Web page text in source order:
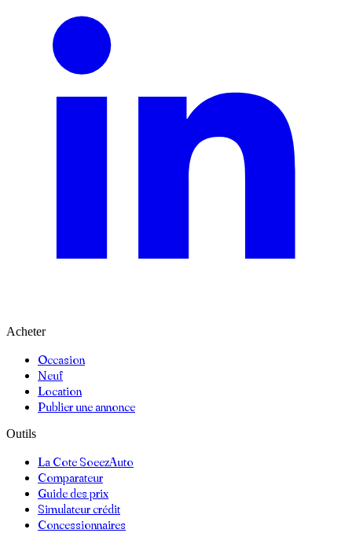
Acheter
Occasion
Neuf
Location
Publier une annonce
Outils
La Cote SoeezAuto
Comparateur
Guide des prix
Simulateur crédit
Concessionnaires